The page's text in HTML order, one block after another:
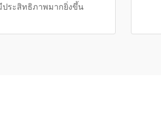
ประสิทธิภาพมากยิ่งขึ้น